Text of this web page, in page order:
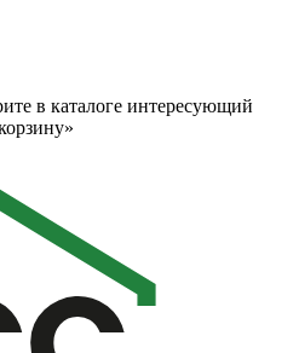
в каталоге интересующий